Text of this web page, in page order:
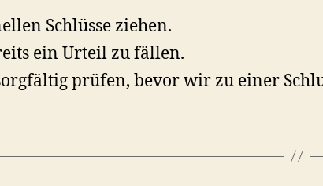
Schlüsse ziehen.
ein Urteil zu fällen.
prüfen, bevor wir zu einer